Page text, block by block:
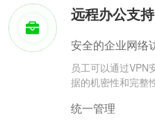
远程办公支持
安全的企业网络
员工可以通过VPN
据的机密性和完整
统一管理